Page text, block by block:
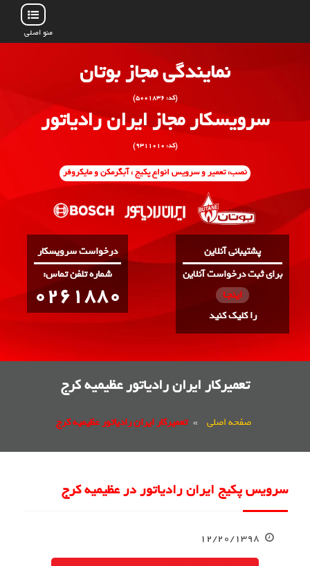
منو اصلی
نمایندگی مجاز بوتان
(کد: ۵۰۰۱۸۳۶)
سرویسکار مجاز ایران رادیاتور
(کد: ۹۳۱۱۰۱۰)
نصب، تعمیر و سرویس انواع پکیج ، آبگرمکن و مایکروفر
پشتیبانی آنلاین
برای ثبت درخواست آنلاین
اینجـا
را کلیک کنید
درخواست سرویسکار
:شماره تلفن تماس
0261880
تعمیرکار ایران رادیاتور عظیمیه کرج
صفحه اصلی » تعمیرکار ایران رادیاتور عظیمیه کرج
سرویس پکیج ایران رادیاتور در عظیمیه کرج
۱۲/۲۰/۱۳۹۸